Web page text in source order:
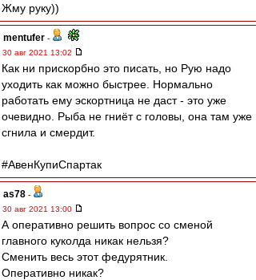
Жму руку))
mentufer -
30 авг 2021 13:02
Как ни прискорбно это писать, но Рую надо
уходить как можно быстрее. Нормально
работать ему эскортница не даст - это уже
очевидно. Рыба не гниёт с головы, она там уже
сгнила и смердит.
#АвенКупиСпартак
as78 -
30 авг 2021 13:00
А оперативно решить вопрос со сменой
главного куколда никак нельзя?
Сменить весь этот федурятник.
Оперативно никак?